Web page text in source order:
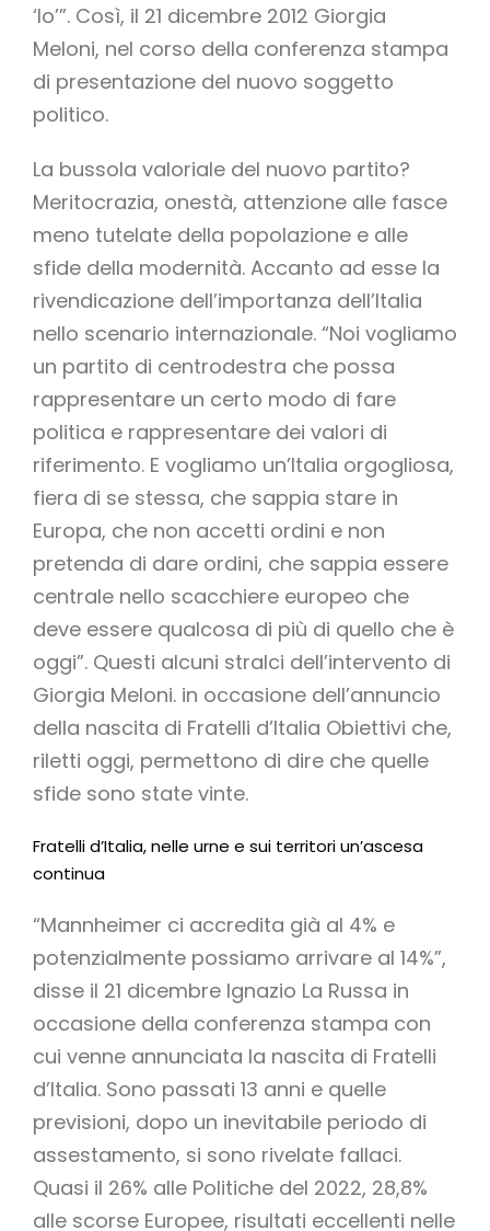
‘Io’”. Così, il 21 dicembre 2012 Giorgia
Meloni, nel corso della conferenza stampa
di presentazione del nuovo soggetto
politico.
La bussola valoriale del nuovo partito?
Meritocrazia, onestà, attenzione alle fasce
meno tutelate della popolazione e alle
sfide della modernità. Accanto ad esse la
rivendicazione dell’importanza dell’Italia
nello scenario internazionale. “Noi vogliamo
un partito di centrodestra che possa
rappresentare un certo modo di fare
politica e rappresentare dei valori di
riferimento. E vogliamo un’Italia orgogliosa,
fiera di se stessa, che sappia stare in
Europa, che non accetti ordini e non
pretenda di dare ordini, che sappia essere
centrale nello scacchiere europeo che
deve essere qualcosa di più di quello che è
oggi”. Questi alcuni stralci dell’intervento di
Giorgia Meloni. in occasione dell’annuncio
della nascita di Fratelli d’Italia Obiettivi che,
riletti oggi, permettono di dire che quelle
sfide sono state vinte.
Fratelli d’Italia, nelle urne e sui territori un’ascesa
continua
“Mannheimer ci accredita già al 4% e
potenzialmente possiamo arrivare al 14%”,
disse il 21 dicembre Ignazio La Russa in
occasione della conferenza stampa con
cui venne annunciata la nascita di Fratelli
d’Italia. Sono passati 13 anni e quelle
previsioni, dopo un inevitabile periodo di
assestamento, si sono rivelate fallaci.
Quasi il 26% alle Politiche del 2022, 28,8%
alle scorse Europee, risultati eccellenti nelle